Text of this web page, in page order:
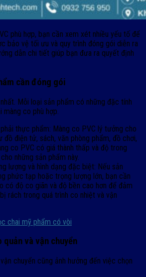
phù hợp, bạn cần xem xét nhiều yếu tố để
bảo vệ tối ưu và quy trình đóng gói diễn ra
dẫn chi tiết giúp bạn đưa ra quyết định
cần đóng gói
Mỗi loại sản phẩm có những đặc tính
co phù hợp.
thực phẩm: Màng co PVC lý tưởng cho
đồ điện tử, sách, văn phòng phẩm, đồ chơi,
co PVC có giá thành thấp và độ trong
những sản phẩm này.
lượng và hình dạng đặc biệt: Nếu sản
phức tạp hoặc trọng lượng lớn, bạn cần
có độ co giãn và độ bền cao hơn để đảm
rách trong quá trình co nhiệt và vận
chai mỹ phẩm có vòi
quản và vận chuyển
chuyển cũng ảnh hưởng đến việc chọn